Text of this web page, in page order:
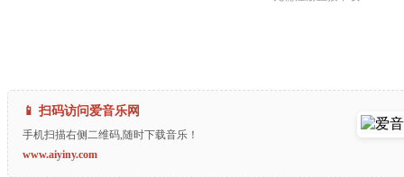
📱 扫码访问爱音乐网
手机扫描右侧二维码,随时下载音乐！
www.aiyiny.com